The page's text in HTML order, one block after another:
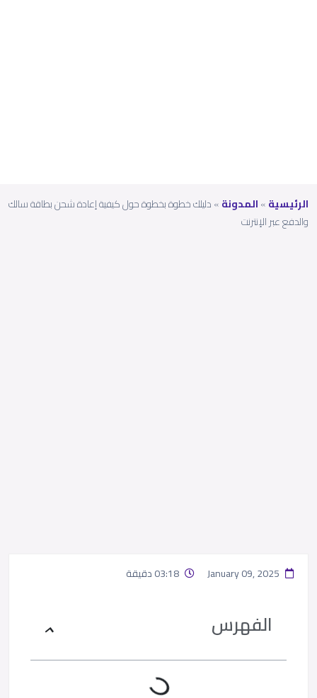
الرئيسية»المدونة»دليلك خطوة بخطوة حول كيفية إعادة شحن بطاقة سالك
والدفع عبر الإنترنت
الفهرس